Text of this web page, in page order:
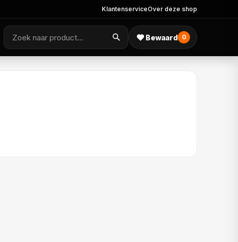
KlantenserviceOver deze shop
Bewaard 0